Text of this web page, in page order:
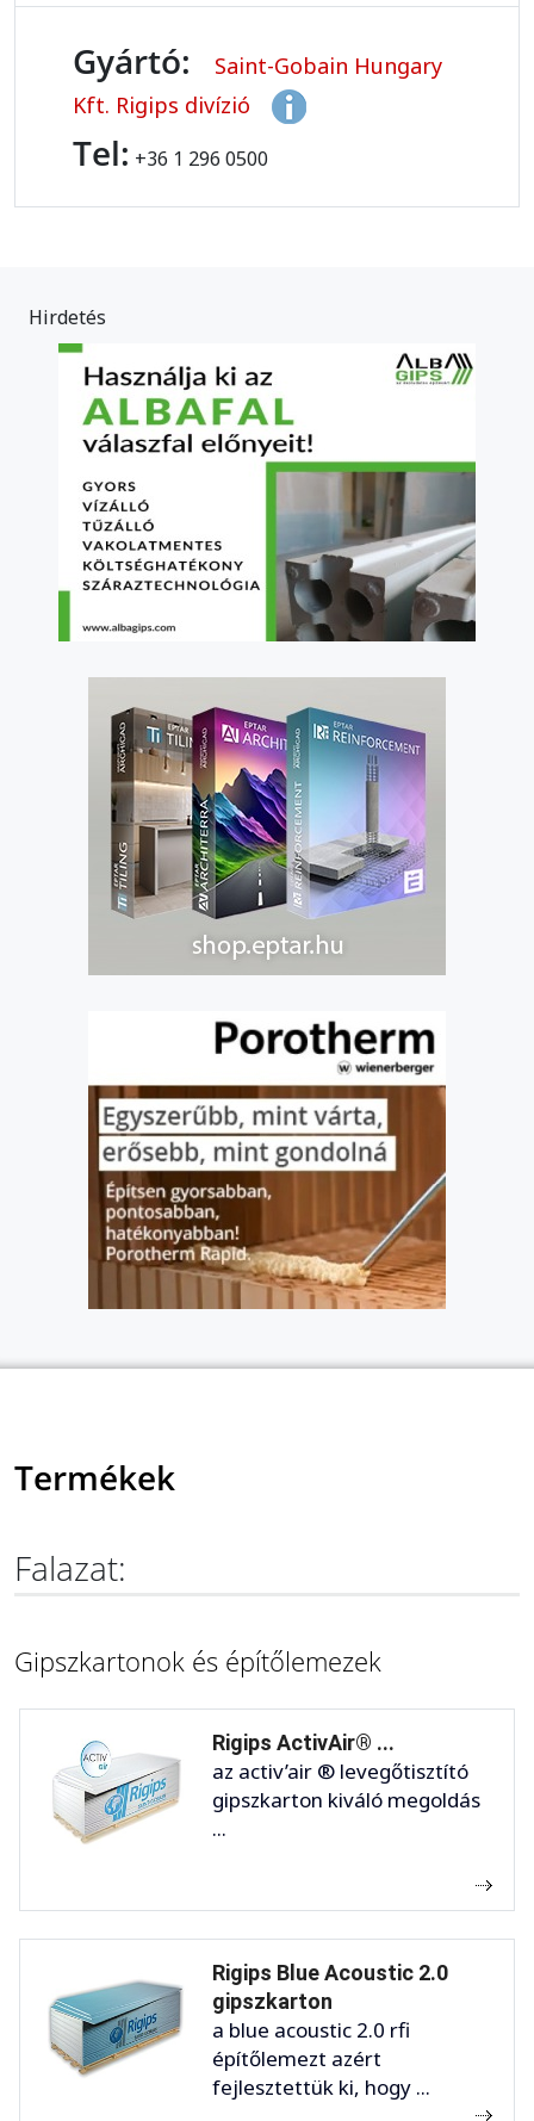
Gyártó:
Saint-Gobain Hungary
Kft. Rigips divízió
Tel: +36 1 296 0500
Hirdetés
Termékek
Falazat:
Gipszkartonok és építőlemezek
Rigips ActivAir® ...
az activ’air ® levegőtisztító
gipszkarton kiváló megoldás
...
Rigips Blue Acoustic 2.0
gipszkarton
a blue acoustic 2.0 rfi
építőlemezt azért
fejlesztettük ki, hogy ...